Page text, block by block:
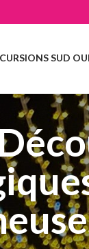
SUD